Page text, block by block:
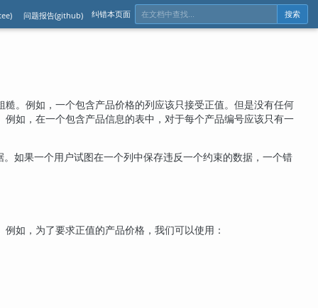
问题报告(github) 纠错本页面 搜索
。例如，一个包含产品价格的列应该只接受正值。但是没有任何
如，在一个包含产品信息的表中，对于每个产品编号应该只有一
如果一个用户试图在一个列中保存违反一个约束的数据，一个错
如，为了要求正值的产品价格，我们可以使用：